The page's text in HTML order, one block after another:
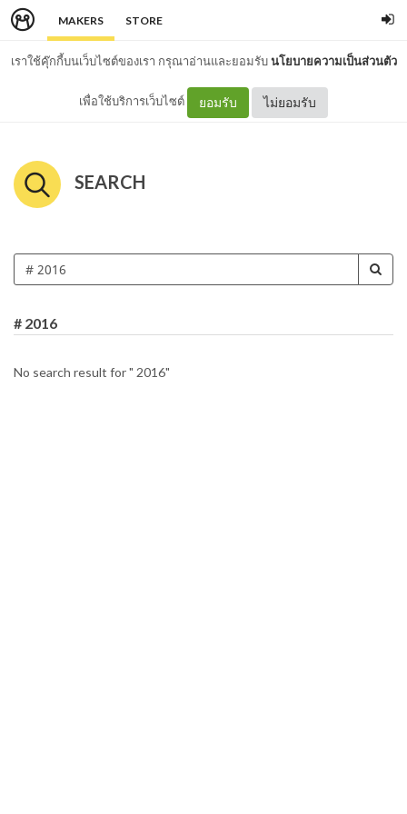
MAKERS STORE
เราใช้คุ๊กกี้บนเว็บไซต์ของเรา กรุณาอ่านและยอมรับนโยบายความเป็นส่วนตัว
เพื่อใช้บริการเว็บไซต์ ยอมรับ ไม่ยอมรับ
SEARCH
# 2016
No search result for " 2016"